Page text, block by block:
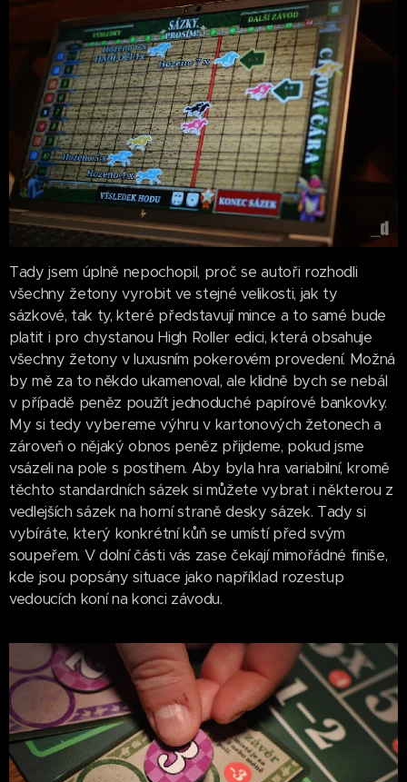
Tady jsem úplně nepochopil, proč se autoři rozhodli
všechny žetony vyrobit ve stejné velikosti, jak ty
sázkové, tak ty, které představují mince a to samé bude
platit i pro chystanou High Roller edici, která obsahuje
všechny žetony v luxusním pokerovém provedení. Možná
by mě za to někdo ukamenoval, ale klidně bych se nebál
v případě peněz použít jednoduché papírové bankovky.
My si tedy vybereme výhru v kartonových žetonech a
zároveň o nějaký obnos peněz přijdeme, pokud jsme
vsázeli na pole s postihem. Aby byla hra variabilní, kromě
těchto standardních sázek si můžete vybrat i některou z
vedlejších sázek na horní straně desky sázek. Tady si
vybíráte, který konkrétní kůň se umístí před svým
soupeřem. V dolní části vás zase čekají mimořádné finiše,
kde jsou popsány situace jako například rozestup
vedoucích koní na konci závodu.